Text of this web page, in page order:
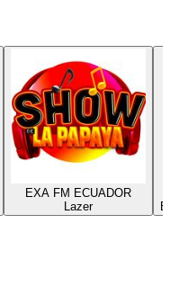
EXA FM ECUADOR
Lazer